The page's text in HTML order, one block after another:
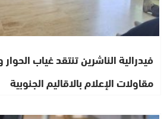
فيدرالية الناشرين تنتقد غياب
مقاولات الإعلام بالاقاليم الجنوبية